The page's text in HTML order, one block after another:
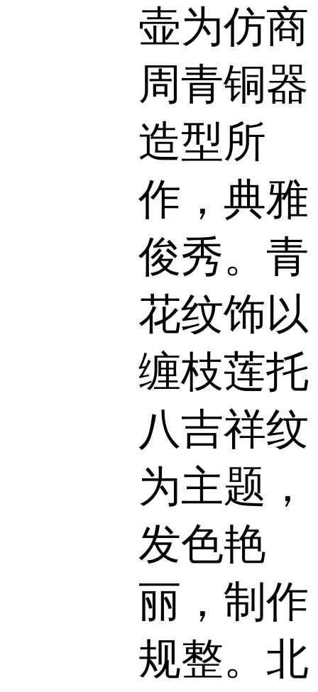
壶为仿商
周青铜器
造型所
作，典雅
俊秀。青
花纹饰以
缠枝莲托
八吉祥纹
为主题，
发色艳
丽，制作
规整。北